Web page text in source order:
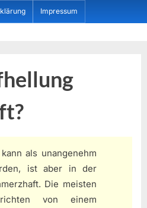
Impressum
kann als unangenehm
ist aber in der
Die meisten
von einem